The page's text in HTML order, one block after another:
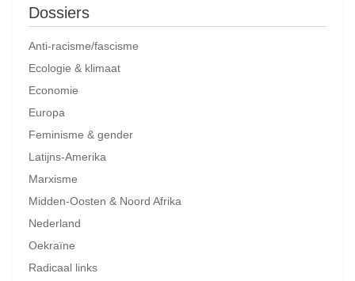
Dossiers
Anti-racisme/fascisme
Ecologie & klimaat
Economie
Europa
Feminisme & gender
Latijns-Amerika
Marxisme
Midden-Oosten & Noord Afrika
Nederland
Oekraïne
Radicaal links